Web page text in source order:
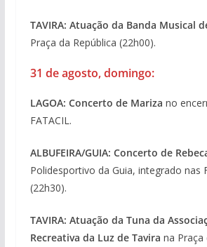
TAVIRA: Atuação da Banda Musical
Praça da República (22h00).
31 de agosto, domingo:
LAGOA: Concerto de Mariza no
FATACIL.
ALBUFEIRA/GUIA: Concerto de
Polidesportivo da Guia, integrado nas
(22h30).
TAVIRA: Atuação da Tuna da
Recreativa da Luz de Tavira na Praça